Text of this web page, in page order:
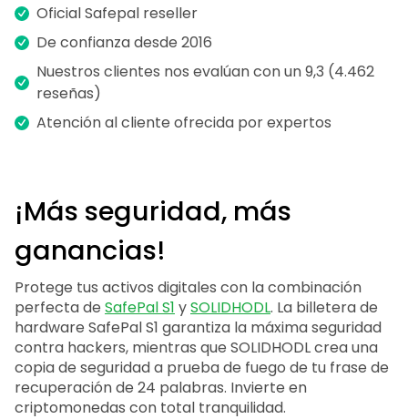
Oficial Safepal reseller
De confianza desde 2016
Nuestros clientes nos evalúan con un 9,3 (4.462
reseñas)
Atención al cliente ofrecida por expertos
¡Más seguridad, más
ganancias!
Protege tus activos digitales con la combinación
perfecta de SafePal S1 ySOLIDHODL. La billetera de
hardware SafePal S1 garantiza la máxima seguridad
contra hackers, mientras que SOLIDHODL crea una
copia de seguridad a prueba de fuego de tu frase de
recuperación de 24 palabras. Invierte en
criptomonedas con total tranquilidad.